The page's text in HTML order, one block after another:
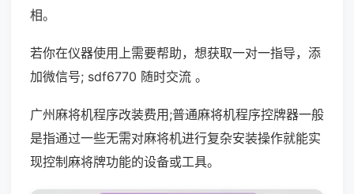
相。
若你在仪器使用上需要帮助，想获取一对一指导，添
加微信号; sdf6770 随时交流 。
广州麻将机程序改装费用;普通麻将机程序控牌器一般
是指通过一些无需对麻将机进行复杂安装操作就能实
现控制麻将牌功能的设备或工具。